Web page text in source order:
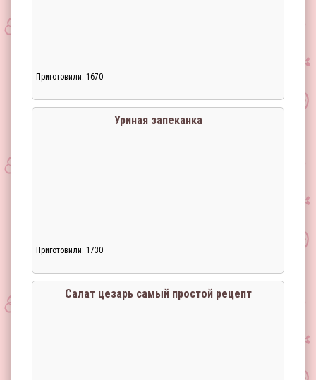
Приготовили: 1670
Уриная запеканка
Приготовили: 1730
Салат цезарь самый простой рецепт